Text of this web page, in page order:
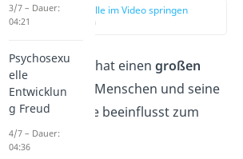
zur Stelle im Video springen
(00:46)
Die Sozialisation hat einen großen
Einflussauf den Menschen und seine
Einstellungen. Sie beeinflusst zum
Beispiel seine
3/7 – Dauer:
04:21
Psychosexu
elle
Entwicklun
g Freud
4/7 – Dauer:
04:36